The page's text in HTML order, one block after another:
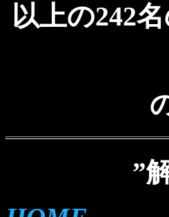
以上の242
”